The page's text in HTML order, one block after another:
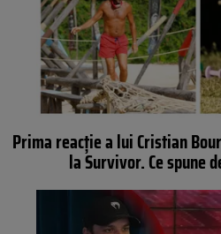
Prima reacție a lui Cristian
la Survivor. Ce spune